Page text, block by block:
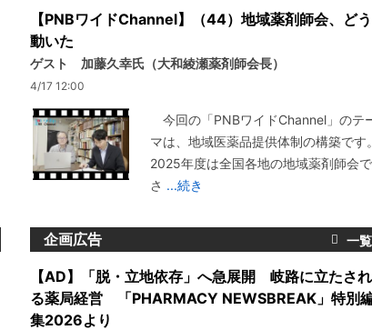
【PNBワイドChannel】（44）地域薬剤師会、どう
動いた
ゲスト 加藤久幸氏（大和綾瀬薬剤師会長）
4/17 12:00
今回の「PNBワイドChannel」のテ
マは、地域医薬品提供体制の構築です。
2025年度は全国各地の地域薬剤師会で
さ ...続き
企画広告
【AD】「脱・立地依存」へ急展開 岐路に立たされ
る薬局経営 「PHARMACY NEWSBREAK」特別
集2026より